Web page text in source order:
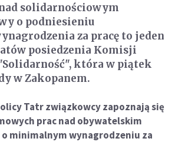
solidarnościowym
o podniesieniu
za pracę to jeden
posiedzenia Komisji
która w piątek
w Zakopanem.
Tatr związkowcy zapoznają się
prac nad obywatelskim
minimalnym wynagrodzeniu za